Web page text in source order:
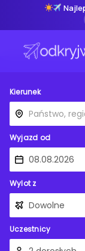
Kierunek
Wyjazd od
Wylot z
Uczestnicy